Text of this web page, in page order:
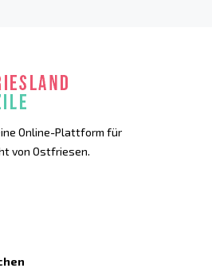
Online-Plattform für
von Ostfriesen.